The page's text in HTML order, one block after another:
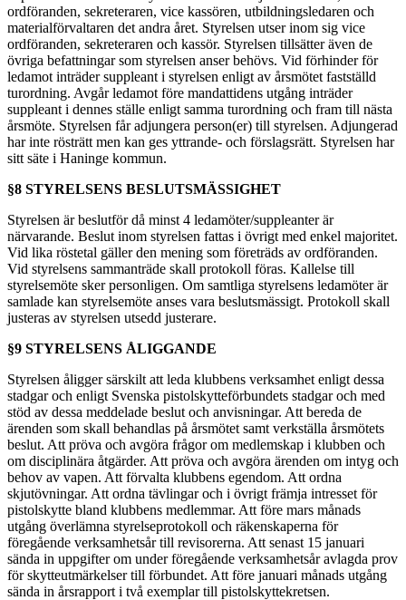
ordföranden, sekreteraren, vice kassören, utbildningsledaren och
materialförvaltaren det andra året. Styrelsen utser inom sig vice
ordföranden, sekreteraren och kassör. Styrelsen tillsätter även de
övriga befattningar som styrelsen anser behövs. Vid förhinder för
ledamot inträder suppleant i styrelsen enligt av årsmötet fastställd
turordning. Avgår ledamot före mandattidens utgång inträder
suppleant i dennes ställe enligt samma turordning och fram till nästa
årsmöte. Styrelsen får adjungera person(er) till styrelsen. Adjungerad
har inte rösträtt men kan ges yttrande- och förslagsrätt. Styrelsen har
sitt säte i Haninge kommun.
§8 STYRELSENS BESLUTSMÄSSIGHET
Styrelsen är beslutför då minst 4 ledamöter/suppleanter är
närvarande. Beslut inom styrelsen fattas i övrigt med enkel majoritet.
Vid lika röstetal gäller den mening som företräds av ordföranden.
Vid styrelsens sammanträde skall protokoll föras. Kallelse till
styrelsemöte sker personligen. Om samtliga styrelsens ledamöter är
samlade kan styrelsemöte anses vara beslutsmässigt. Protokoll skall
justeras av styrelsen utsedd justerare.
§9 STYRELSENS ÅLIGGANDE
Styrelsen åligger särskilt att leda klubbens verksamhet enligt dessa
stadgar och enligt Svenska pistolskytteförbundets stadgar och med
stöd av dessa meddelade beslut och anvisningar. Att bereda de
ärenden som skall behandlas på årsmötet samt verkställa årsmötets
beslut. Att pröva och avgöra frågor om medlemskap i klubben och
om disciplinära åtgärder. Att pröva och avgöra ärenden om intyg och
behov av vapen. Att förvalta klubbens egendom. Att ordna
skjutövningar. Att ordna tävlingar och i övrigt främja intresset för
pistolskytte bland klubbens medlemmar. Att före mars månads
utgång överlämna styrelseprotokoll och räkenskaperna för
föregående verksamhetsår till revisorerna. Att senast 15 januari
sända in uppgifter om under föregående verksamhetsår avlagda prov
för skytteutmärkelser till förbundet. Att före januari månads utgång
sända in årsrapport i två exemplar till pistolskyttekretsen.